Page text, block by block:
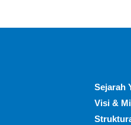
Sejarah
Visi &